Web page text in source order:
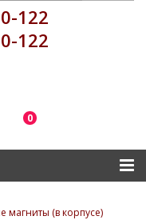
122
122
0
магниты (в корпусе)